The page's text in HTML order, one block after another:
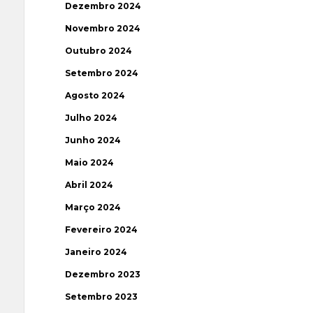
Dezembro 2024
Novembro 2024
Outubro 2024
Setembro 2024
Agosto 2024
Julho 2024
Junho 2024
Maio 2024
Abril 2024
Março 2024
Fevereiro 2024
Janeiro 2024
Dezembro 2023
Setembro 2023